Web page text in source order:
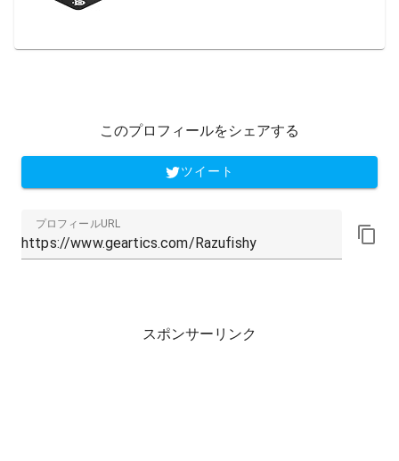
このプロフィールをシェアする
ツイート
プロフィールURL
スポンサーリンク